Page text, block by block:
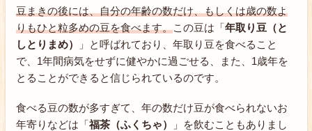
豆まきの後には、自分の年齢の数だけ、もしくは歳の数よ
りもひと粒多めの豆を食べます。この豆は「年取り豆（と
しとりまめ）
」と呼ばれており、年取り豆を食べること
で、1年間病気をせずに健やかに過ごせる、また、1歳年を
とることができると信じられているのです。
食べる豆の数が多すぎて、年の数だけ豆が食べられないお
年寄りなどは「福茶（ふくちゃ）
」を飲むこともありまし